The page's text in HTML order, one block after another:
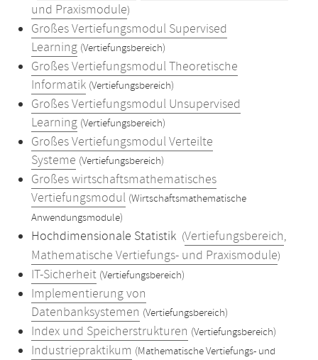
und Praxismodule)
Großes Vertiefungsmodul Supervised
Learning (Vertiefungsbereich)
Großes Vertiefungsmodul Theoretische
Informatik (Vertiefungsbereich)
Großes Vertiefungsmodul Unsupervised
Learning (Vertiefungsbereich)
Großes Vertiefungsmodul Verteilte
Systeme (Vertiefungsbereich)
Großes wirtschaftsmathematisches
Vertiefungsmodul (Wirtschaftsmathematische
Anwendungsmodule)
Hochdimensionale Statistik (Vertiefungsbereich,
Mathematische Vertiefungs- und Praxismodule)
IT-Sicherheit (Vertiefungsbereich)
Implementierung von
Datenbanksystemen (Vertiefungsbereich)
Index und Speicherstrukturen (Vertiefungsbereich)
Industriepraktikum (Mathematische Vertiefungs- und